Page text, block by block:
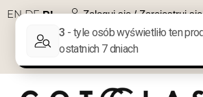
EN DE PL Zaloguj się / Zarejestruj się
NA PREZENT